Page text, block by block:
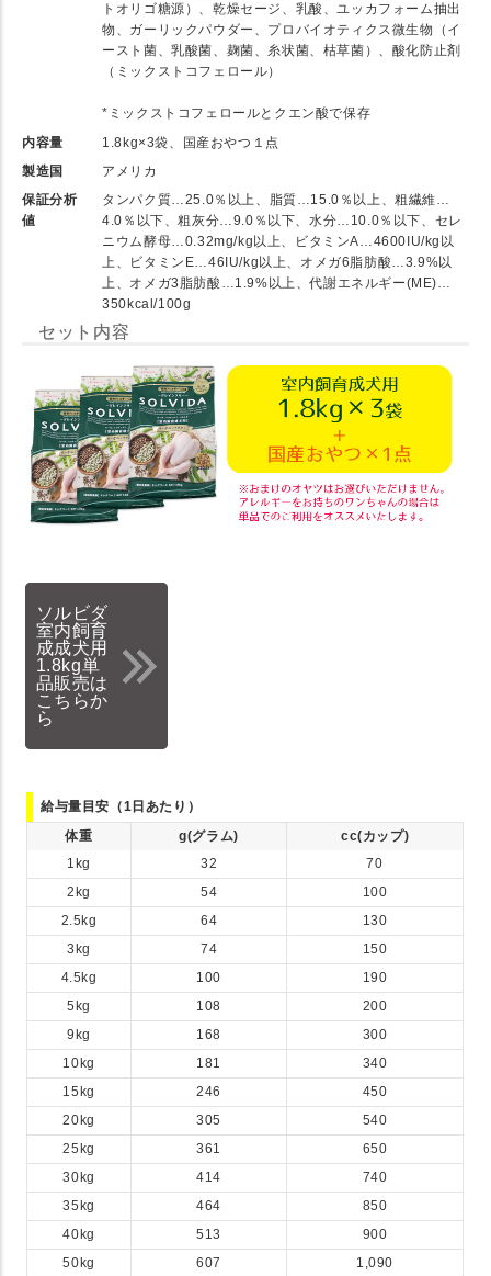
トオリゴ糖源）、乾燥セージ、乳酸、ユッカフォーム抽出
物、ガーリックパウダー、プロバイオティクス微生物（イ
ースト菌、乳酸菌、麹菌、糸状菌、枯草菌）、酸化防止剤
（ミックストコフェロール）
*ミックストコフェロールとクエン酸で保存
内容量
1.8kg×3袋、国産おやつ１点
製造国
アメリカ
保証分析
値
タンパク質…25.0％以上、脂質…15.0％以上、粗繊維…
4.0％以下、粗灰分…9.0％以下、水分…10.0％以下、セレ
ニウム酵母…0.32mg/kg以上、ビタミンA…4600IU/kg以
上、ビタミンE…46IU/kg以上、オメガ6脂肪酸…3.9%以
上、オメガ3脂肪酸…1.9%以上、代謝エネルギー(ME)…
350kcal/100g
セット内容
ソルビダ
室内飼育
成成犬用
1.8kg単
品販売は
こちらか
ら
給与量目安（1日あたり）
体重
g(グラム)
cc(カップ)
1kg
32
70
2kg
54
100
2.5kg
64
130
3kg
74
150
4.5kg
100
190
5kg
108
200
9kg
168
300
10kg
181
340
15kg
246
450
20kg
305
540
25kg
361
650
30kg
414
740
35kg
464
850
40kg
513
900
50kg
607 1,090